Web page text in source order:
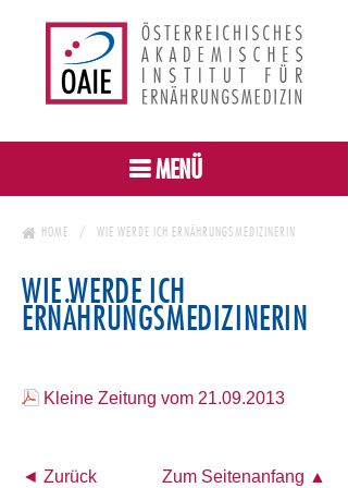
MENÜ
HOME WIE WERDE ICH ERNÄHRUNGSMEDIZINERIN
WIE WERDE ICH
ERNÄHRUNGSMEDIZINERIN
Kleine Zeitung vom 21.09.2013
◄ Zurück Zum Seitenanfang ▲